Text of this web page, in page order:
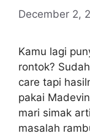
December 2,
Kamu lagi
rontok?
care tapi
pakai
mari simak
masalah